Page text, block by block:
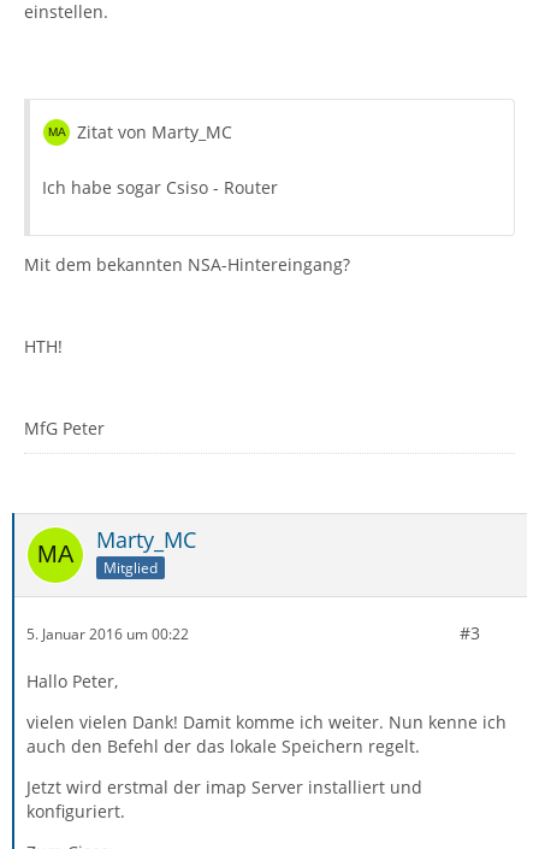
einstellen.
Zitat von Marty_MC
Ich habe sogar Csiso - Router
Mit dem bekannten NSA-Hintereingang?
HTH!
MfG Peter
Marty_MC
Mitglied
5. Januar 2016 um 00:22 #3
Hallo Peter,
vielen vielen Dank! Damit komme ich weiter. Nun kenne ich
auch den Befehl der das lokale Speichern regelt.
Jetzt wird erstmal der imap Server installiert und
konfiguriert.